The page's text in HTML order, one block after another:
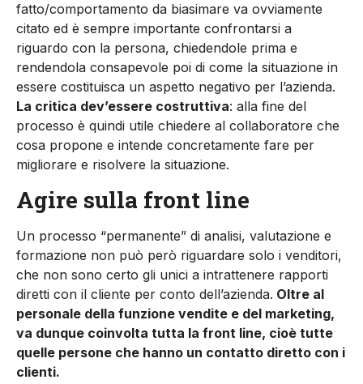
fatto/comportamento da biasimare va ovviamente
citato ed è sempre importante confrontarsi a
riguardo con la persona, chiedendole prima e
rendendola consapevole poi di come la situazione in
essere costituisca un aspetto negativo per l’azienda.
La critica dev’essere costruttiva: alla fine del
processo è quindi utile chiedere al collaboratore che
cosa propone e intende concretamente fare per
migliorare e risolvere la situazione.
Agire sulla front line
Un processo “permanente” di analisi, valutazione e
formazione non può però riguardare solo i venditori,
che non sono certo gli unici a intrattenere rapporti
diretti con il cliente per conto dell’azienda. Oltre al
personale della funzione vendite e del marketing,
va dunque coinvolta tutta la front line, cioè tutte
quelle persone che hanno un contatto diretto con i
clienti.